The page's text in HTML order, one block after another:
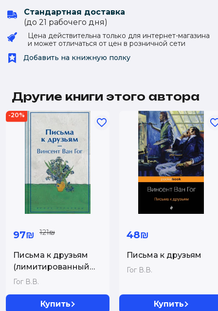
Стандартная доставка
(до 21 рабочего дня)
Цена действительна только для интернет-магазина
и может отличаться от цен в розничной сети
Добавить на книжную полку
Другие книги этого автора
-20%
97₪ 121₪
Письма к друзьям
(лимитированный
дизайн)
Гог В.В.
Купить
48₪
Письма к друзьям
Гог В.В.
Купить